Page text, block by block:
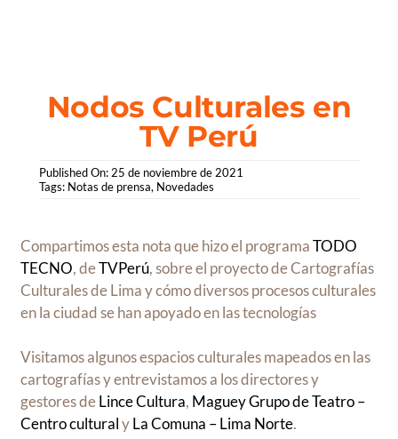
Nodos Culturales en
TV Perú
Published On: 25 de noviembre de 2021
Tags: Notas de prensa, Novedades
Compartimos esta nota que hizo el programaTODO
TECNO, deTVPerú, sobre el proyecto de Cartografías
Culturales de Lima y cómo diversos procesos culturales
en la ciudad se han apoyado en las tecnologías
Visitamos algunos espacios culturales mapeados en las
cartografías y entrevistamos a los directores y
gestores deLince Cultura, Maguey Grupo de Teatro –
Centro culturalyLa Comuna – Lima Norte.